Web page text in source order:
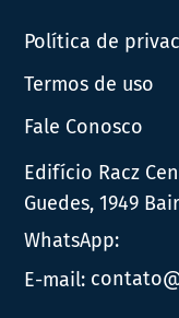
Política de
Termos de uso
Fale Conosco
Edifício Racz
Guedes, 1949
WhatsApp:
E-mail: